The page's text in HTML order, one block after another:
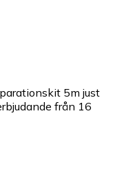
5m just
från 16